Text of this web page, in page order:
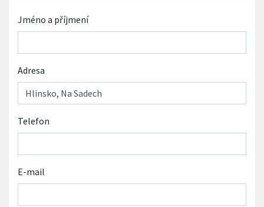
Jméno a příjmení
Adresa
Telefon
E-mail